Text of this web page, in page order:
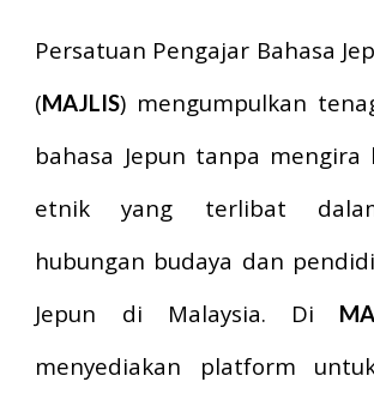
Persatuan Pengajar Bahasa
(MAJLIS) mengumpulkan
bahasa Jepun tanpa mengira
etnik yang terlibat
hubungan budaya dan
Jepun di Malaysia. Di
menyediakan platform